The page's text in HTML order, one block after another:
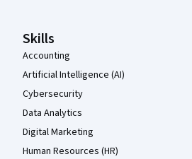
Skills
Accounting
Artificial Intelligence (AI)
Cybersecurity
Data Analytics
Digital Marketing
Human Resources (HR)